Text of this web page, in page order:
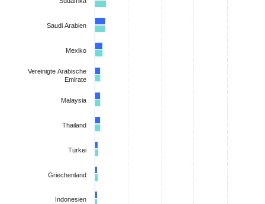
Saudi Arabien
Mexiko
Vereinigte Arabische
Emirate
Malaysia
Thailand
Türkei
Griechenland
Indonesien